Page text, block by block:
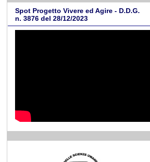
Spot Progetto Vivere ed Agire - D.D.G.
n. 3876 del 28/12/2023